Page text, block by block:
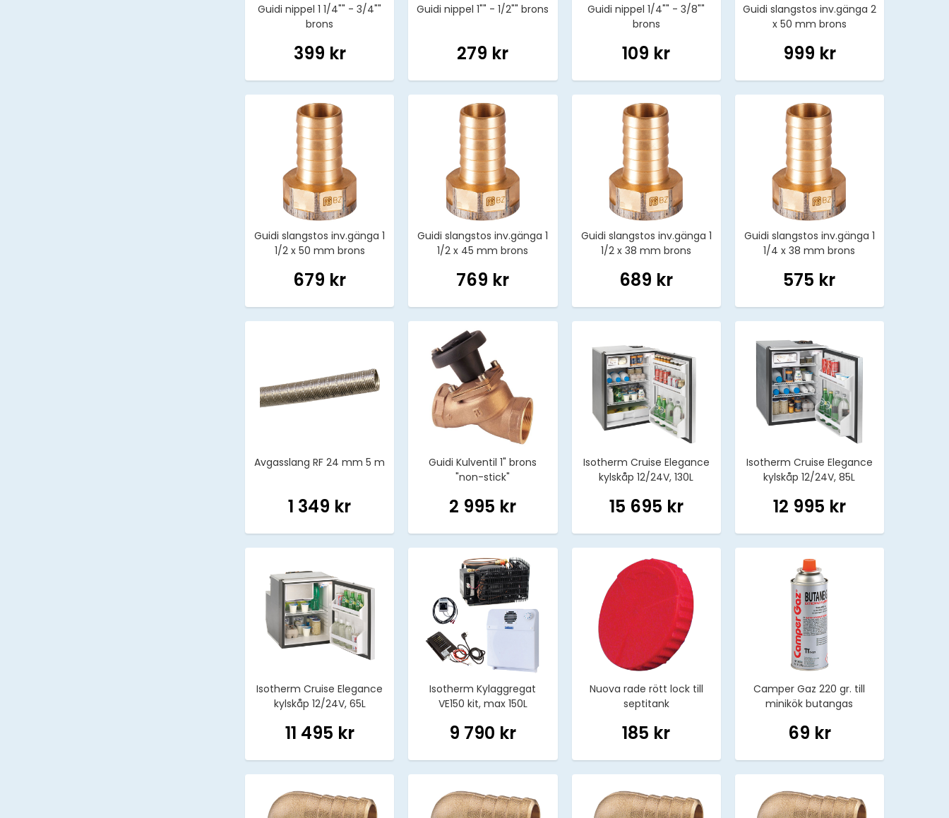
Guidi nippel 1 1/4"" - 3/4""
brons
399 kr
Guidi nippel 1"" - 1/2"" brons
279 kr
Guidi nippel 1/4"" - 3/8""
brons
109 kr
Guidi slangstos inv.gänga 2
x 50 mm brons
999 kr
Guidi slangstos inv.gänga 1
1/2 x 50 mm brons
679 kr
Guidi slangstos inv.gänga 1
1/2 x 45 mm brons
769 kr
Guidi slangstos inv.gänga 1
1/2 x 38 mm brons
689 kr
Guidi slangstos inv.gänga 1
1/4 x 38 mm brons
575 kr
Avgasslang RF 24 mm 5 m
1 349 kr
Guidi Kulventil 1" brons
"non-stick"
2 995 kr
Isotherm Cruise Elegance
kylskåp 12/24V, 130L
15 695 kr
Isotherm Cruise Elegance
kylskåp 12/24V, 85L
12 995 kr
Isotherm Cruise Elegance
kylskåp 12/24V, 65L
11 495 kr
Isotherm Kylaggregat
VE150 kit, max 150L
9 790 kr
Nuova rade rött lock till
septitank
185 kr
Camper Gaz 220 gr. till
minikök butangas
69 kr